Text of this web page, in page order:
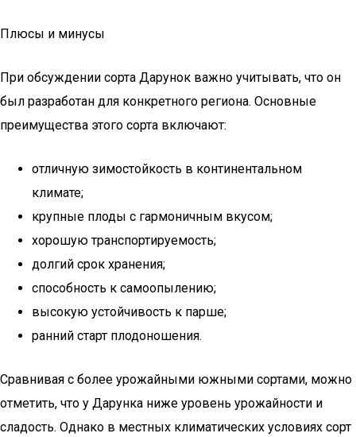
Плюсы и минусы
При обсуждении сорта Дарунок важно учитывать, что он
был разработан для конкретного региона. Основные
преимущества этого сорта включают:
отличную зимостойкость в континентальном
климате;
крупные плоды с гармоничным вкусом;
хорошую транспортируемость;
долгий срок хранения;
способность к самоопылению;
высокую устойчивость к парше;
ранний старт плодоношения.
Сравнивая с более урожайными южными сортами, можно
отметить, что у Дарунка ниже уровень урожайности и
сладость. Однако в местных климатических условиях сорт